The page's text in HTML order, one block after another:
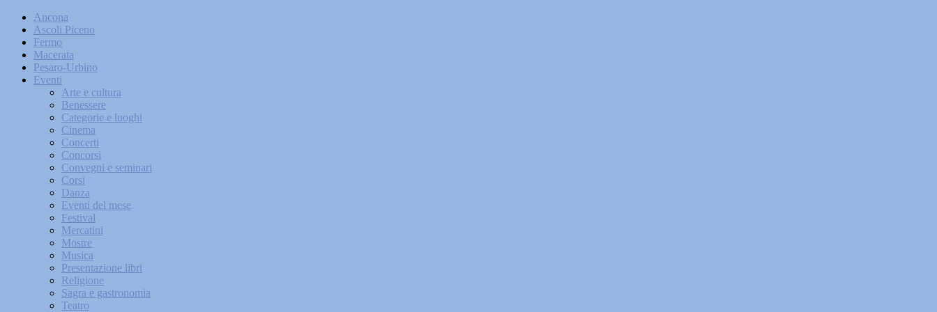
Ancona
Ascoli Piceno
Fermo
Macerata
Pesaro-Urbino
Eventi
Arte e cultura
Benessere
Categorie e luoghi
Cinema
Concerti
Concorsi
Convegni e seminari
Corsi
Danza
Eventi del mese
Festival
Mercatini
Mostre
Musica
Presentazione libri
Religione
Sagra e gastronomia
Teatro